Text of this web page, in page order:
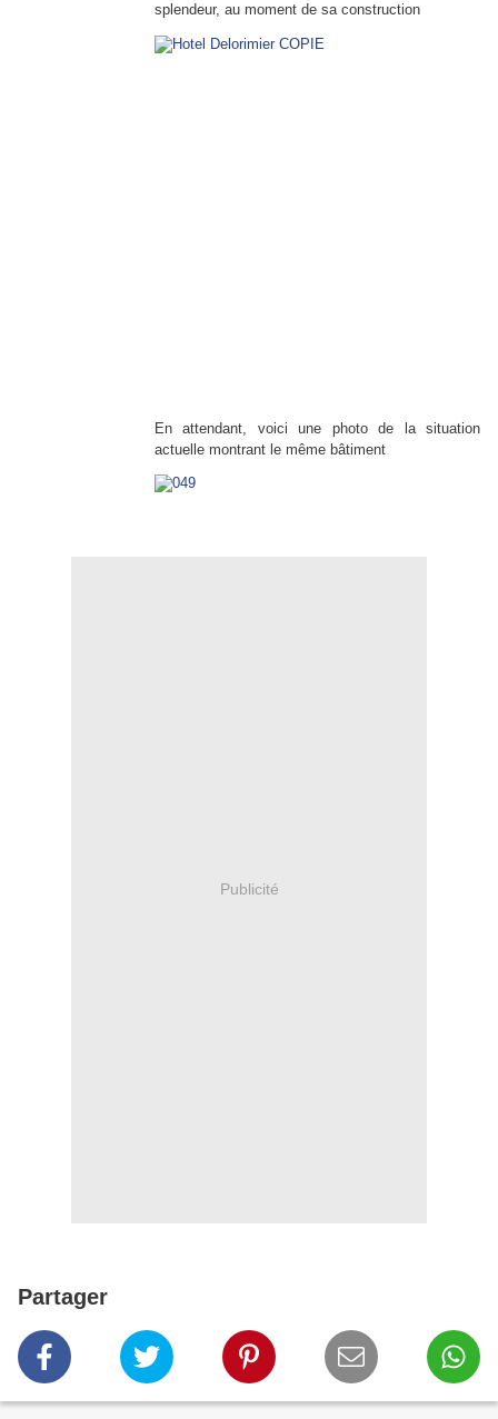
splendeur, au moment de sa construction
En attendant, voici une photo de la situation
actuelle montrant le même bâtiment
Publicité
Partager